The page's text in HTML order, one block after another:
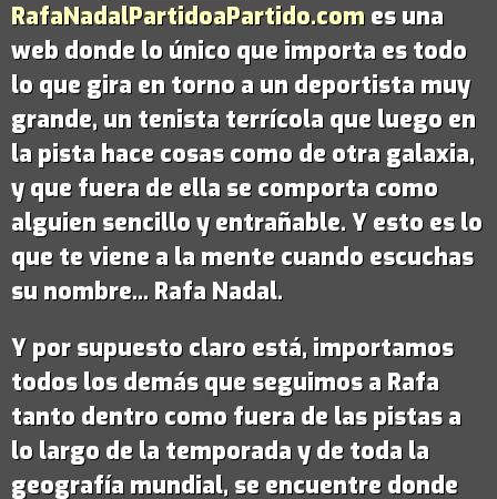
RafaNadalPartidoaPartido.com es una
web donde lo único que importa es todo
lo que gira en torno a un deportista muy
grande, un tenista terrícola que luego en
la pista hace cosas como de otra galaxia,
y que fuera de ella se comporta como
alguien sencillo y entrañable. Y esto es lo
que te viene a la mente cuando escuchas
su nombre... Rafa Nadal.
Y por supuesto claro está, importamos
todos los demás que seguimos a Rafa
tanto dentro como fuera de las pistas a
lo largo de la temporada y de toda la
geografía mundial, se encuentre donde